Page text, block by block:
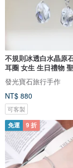
不規則冰透白水晶原
耳圈 女生 生日禮物
發光寶石旅行手作
NT$ 880
可客製
免運 9 折